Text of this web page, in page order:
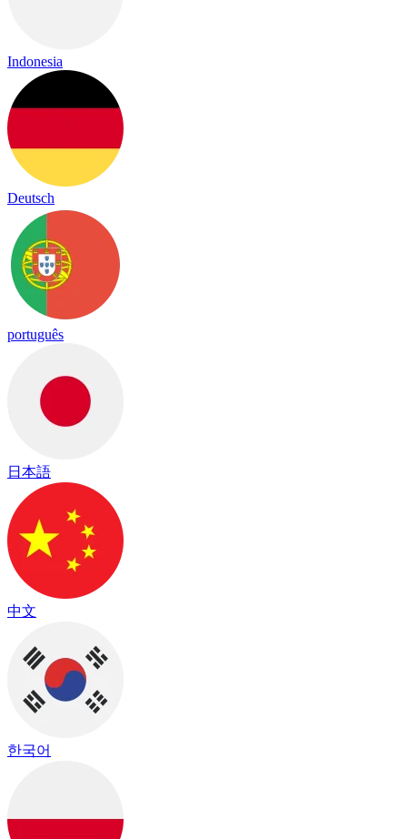
Indonesia
Deutsch
português
日本語
中文
한국어